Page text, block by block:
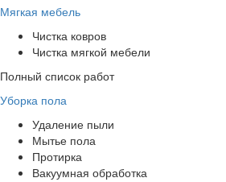
Мягкая мебель
Чистка ковров
Чистка мягкой мебели
Полный список работ
Уборка пола
Удаление пыли
Мытье пола
Протирка
Вакуумная обработка